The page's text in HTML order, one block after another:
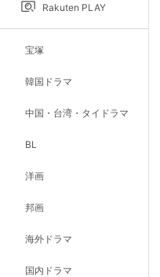
Rakuten PLAY
宝塚
韓国ドラマ
中国・台湾・タイドラマ
BL
洋画
邦画
海外ドラマ
国内ドラマ